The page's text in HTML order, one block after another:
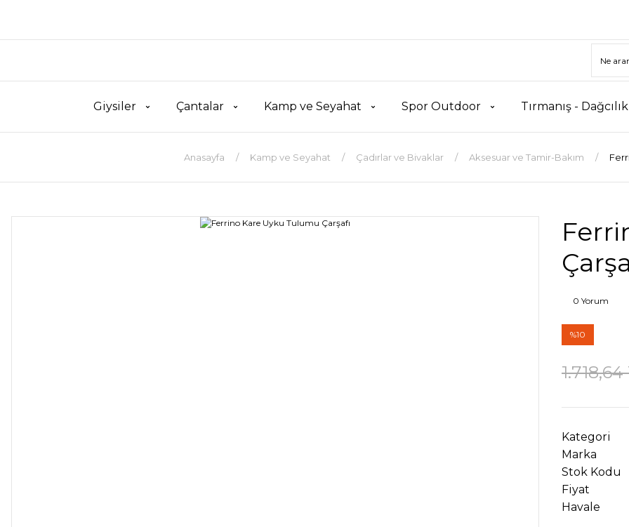
Giysiler Çantalar Kamp ve Seyahat Spor Outdoor Tırmanış -
Anasayfa Kamp ve Seyahat Çadırlar ve Bivaklar Aksesuar ve Tamir-Bakım
0 Yorum
%10
Kategori
Marka
Stok Kodu
Fiyat
Havale